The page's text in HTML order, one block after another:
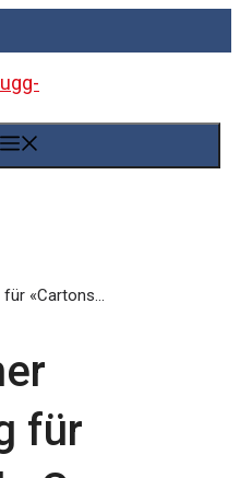
«Cartons...
für